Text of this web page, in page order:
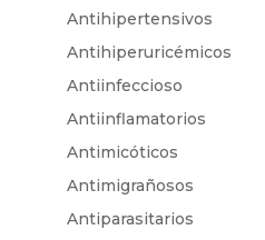
Antihipertensivos
Antihiperuricémicos
Antiinfeccioso
Antiinflamatorios
Antimicóticos
Antimigrañosos
Antiparasitarios